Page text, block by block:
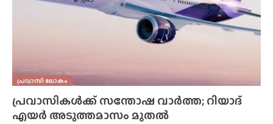
പ്രവാസി ലോകം
പ്രവാസികൾക്ക് സന്തോഷ വാർത്ത; റിയാദ്
എയർ അടുത്തമാസം മുതൽ